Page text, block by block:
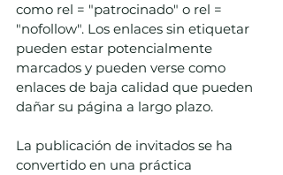
como rel = "patrocinado" o rel =
"nofollow". Los enlaces sin etiquetar
pueden estar potencialmente
marcados y pueden verse como
enlaces de baja calidad que pueden
dañar su página a largo plazo.
La publicación de invitados se ha
convertido en una práctica